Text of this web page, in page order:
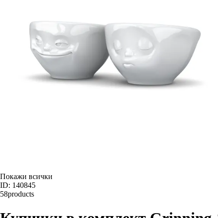
Покажи всички
ID: 140845
58products